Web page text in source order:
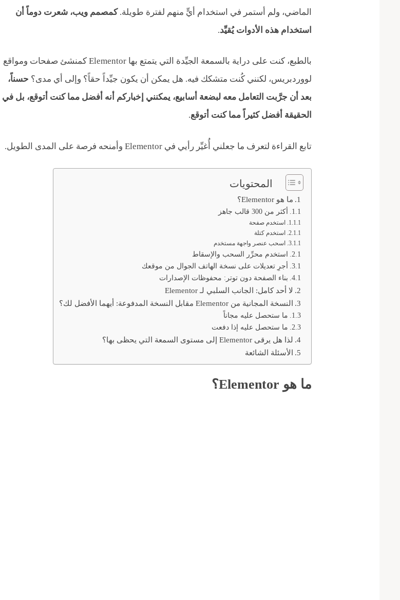
الماضي، ولم أستمر في استخدام أيٍّ منهم لفترة طويلة.كمصمم ويب، شعرت دوماً أن
استخدام هذه الأدوات يُقيِّد.
بالطبع، كنت على دراية بالسمعة الجيِّدة التي يتمتع بها Elementor كمنشئ صفحات ومواقع
لووردبريس، لكنني كُنت متشكك فيه. هل يمكن أن يكون جيِّداً حقاً؟ وإلى أي مدى؟ حسناً،
بعد أن جرَّبت التعامل معه لبضعة أسابيع، يمكنني إخباركم أنه أفضل مما كنت أتوقع، بل في
الحقيقة أفضل كثيراً مما كنت أتوقع.
تابع القراءة لتعرف ما جعلني أُغيِّر رأيي في Elementor وأمنحه فرصة على المدى الطويل.
المحتويات
ما هو Elementor؟
أكثر من 300 قالب جاهز
استخدم صفحة
استخدم كتلة
اسحب عنصر واجهة مستخدم
استخدم محرِّر السحب والإسقاط
أجرِ تعديلات على نسخة الهاتف الجوال من موقعك
بناء الصفحة دون توتر: محفوظات الإصدارات
لا أحد كامل: الجانب السلبي لـ Elementor
النسخة المجانية من Elementor مقابل النسخة المدفوعة: أيهما الأفضل لك؟
ما ستحصل عليه مجاناً
ما ستحصل عليه إذا دفعت
لذا هل يرقى Elementor إلى مستوى السمعة التي يحظى بها؟
الأسئلة الشائعة
ما هو Elementor؟